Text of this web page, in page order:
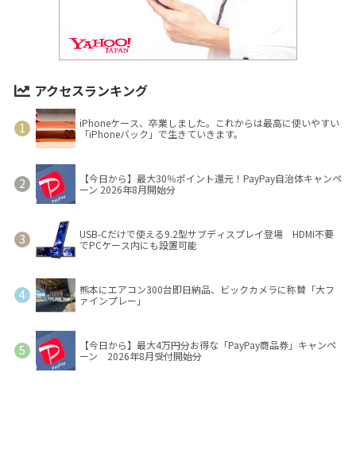
アクセスランキング
iPhoneケース、卒業しました。これからは最高に使いやすい
「iPhoneバック」で生きていきます。
【今日から】最大30％ポイント還元！PayPay自治体キャンペ
ーン 2026年8月開始分
USB-Cだけで使える9.2型サブディスプレイ登場 HDMI不要
でPCケース内にも設置可能
熊本にエアコン300台即日納品、ビックカメラに称賛「大フ
ァインプレー」
【今日から】最大4万円分お得な「PayPay商品券」キャンペ
ーン 2026年8月受付開始分